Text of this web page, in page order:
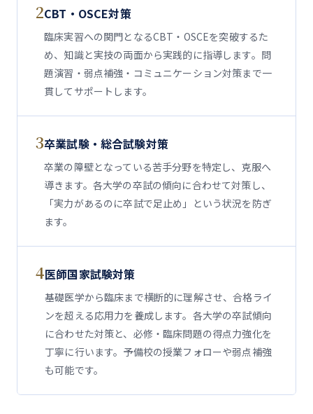
2CBT・OSCE対策
臨床実習への関門となるCBT・OSCEを突破するた
め、知識と実技の両面から実践的に指導します。問
題演習・弱点補強・コミュニケーション対策まで一
貫してサポートします。
3卒業試験・総合試験対策
卒業の障壁となっている苦手分野を特定し、克服へ
導きます。各大学の卒試の傾向に合わせて対策し、
「実力があるのに卒試で足止め」という状況を防ぎ
ます。
4医師国家試験対策
基礎医学から臨床まで横断的に理解させ、合格ライ
ンを超える応用力を養成します。各大学の卒試傾向
に合わせた対策と、必修・臨床問題の得点力強化を
丁寧に行います。予備校の授業フォローや弱点補強
も可能です。